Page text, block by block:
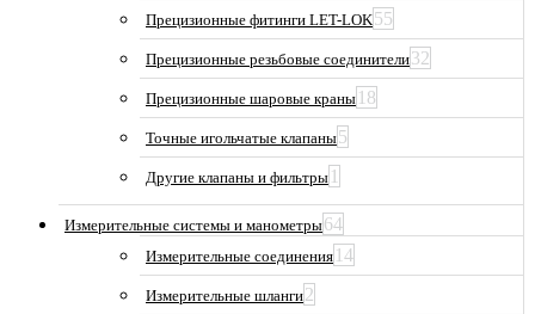
Прецизионные фитинги LET-LOK55
Прецизионные резьбовые соединители32
Прецизионные шаровые краны 18
Точные игольчатые клапаны5
Другие клапаны и фильтры 1
Измерительные системы и манометры64
Измерительные соединения 14
Измерительные шланги2